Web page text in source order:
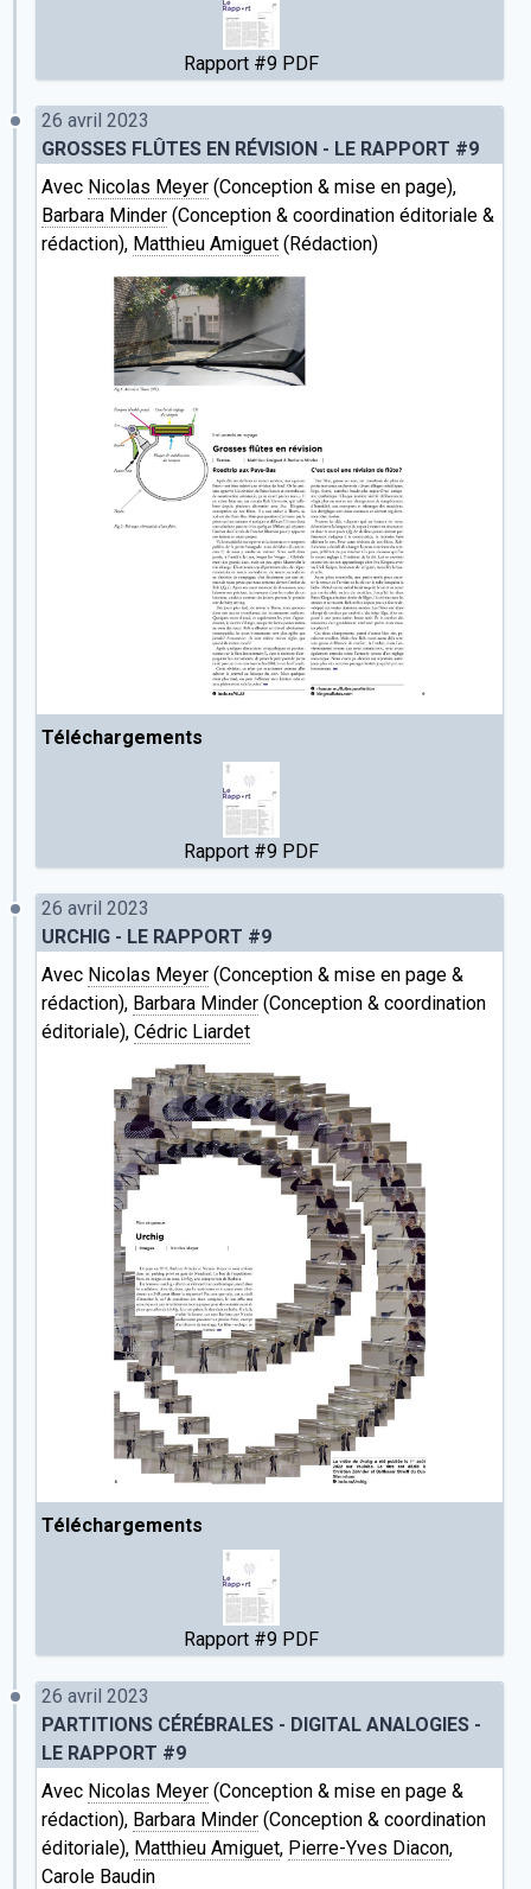
Rapport #9 PDF
26 avril 2023
GROSSES FLÛTES EN RÉVISION - LE RAPPORT #9
Avec Nicolas Meyer (Conception & mise en page),
Barbara Minder (Conception & coordination éditoriale &
rédaction), Matthieu Amiguet (Rédaction)
Téléchargements
Rapport #9 PDF
26 avril 2023
URCHIG - LE RAPPORT #9
Avec Nicolas Meyer (Conception & mise en page &
rédaction), Barbara Minder (Conception & coordination
éditoriale), Cédric Liardet
Téléchargements
Rapport #9 PDF
26 avril 2023
PARTITIONS CÉRÉBRALES - DIGITAL ANALOGIES -
LE RAPPORT #9
Avec Nicolas Meyer (Conception & mise en page &
rédaction), Barbara Minder (Conception & coordination
éditoriale), Matthieu Amiguet, Pierre-Yves Diacon,
Carole Baudin